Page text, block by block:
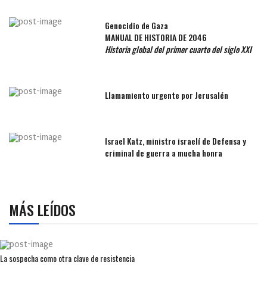
Genocidio de Gaza
MANUAL DE HISTORIA DE 2046
Historia global del primer cuarto del siglo XXI
Llamamiento urgente por Jerusalén
Israel Katz, ministro israelí de Defensa y
criminal de guerra a mucha honra
MÁS LEÍDOS
La sospecha como otra clave de resistencia